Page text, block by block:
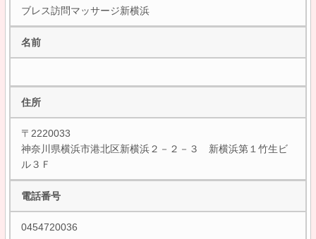
ブレス訪問マッサージ新横浜
名前
住所
〒2220033
神奈川県横浜市港北区新横浜２－２－３ 新横浜第１竹生ビ
ル３Ｆ
電話番号
0454720036